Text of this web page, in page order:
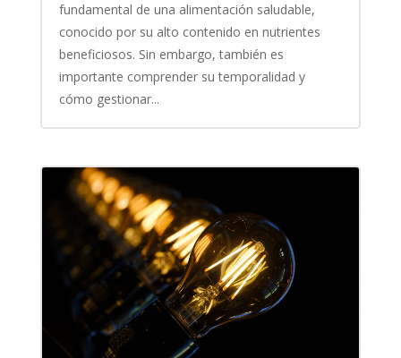
fundamental de una alimentación saludable,
conocido por su alto contenido en nutrientes
beneficiosos. Sin embargo, también es
importante comprender su temporalidad y
cómo gestionar...